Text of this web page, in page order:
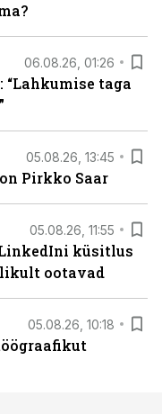
06.08.26, 01:26
“Lahkumise taga
05.08.26, 13:45
Pirkko Saar
05.08.26, 11:55
küsitlus
ootavad
05.08.26, 10:18